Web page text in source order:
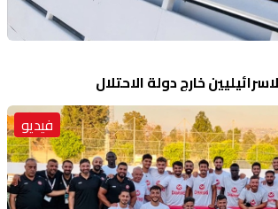
خارج دولة الاحتلال
فيديو